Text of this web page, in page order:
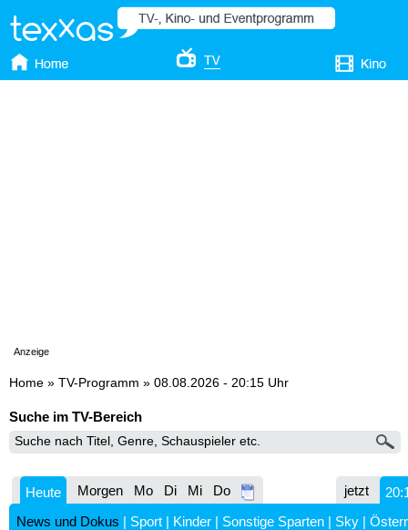
Anzeige
Home » TV-Programm » 08.08.2026 - 20:15 Uhr
Suche im TV-Bereich
Heute Morgen Mo Di Mi Do jetzt
News und Dokus | Sport | Kinder | Sonstige Sparten | Sky |